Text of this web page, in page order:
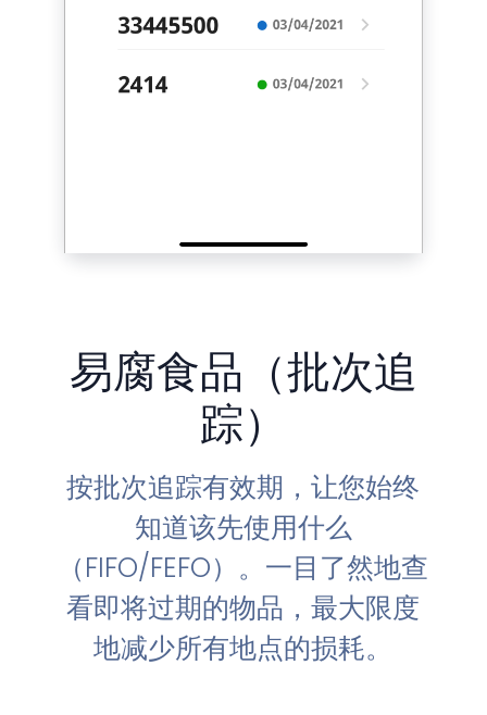
易腐食品（批次追
踪）
按批次追踪有效期，让您始终
知道该先使用什么
（FIFO/FEFO）。一目了然地查
看即将过期的物品，最大限度
地减少所有地点的损耗。